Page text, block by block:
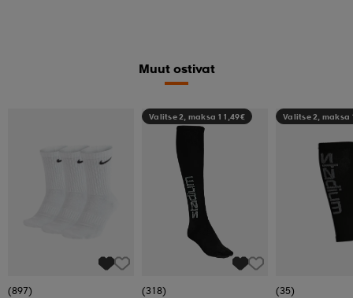
Muut ostivat
(897)
Valitse 2, maksa 11,49€
(318)
Valitse 2, maksa
(35)